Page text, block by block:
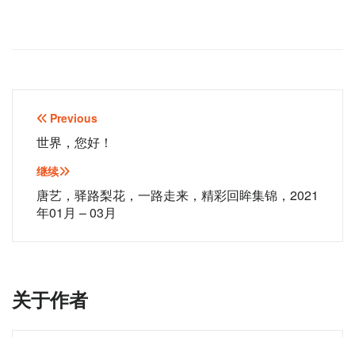
文
章
导
航
Previous
世界，您好！
继续
唐艺，驿路梨花，一路走来，精彩回眸集锦，2021
年01月 – 03月
关于作者